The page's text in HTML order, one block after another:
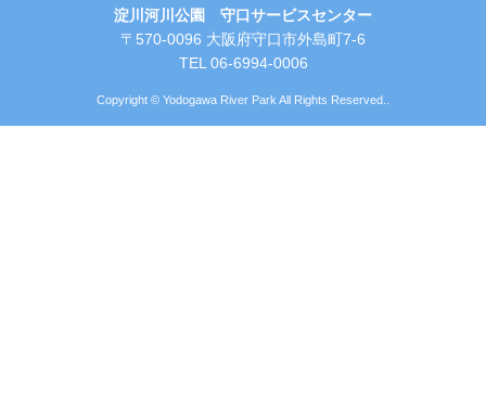
淀川河川公園 守口サービスセンター
〒570-0096 大阪府守口市外島町7-6
TEL 06-6994-0006
Copyright © Yodogawa River Park All Rights Reserved..